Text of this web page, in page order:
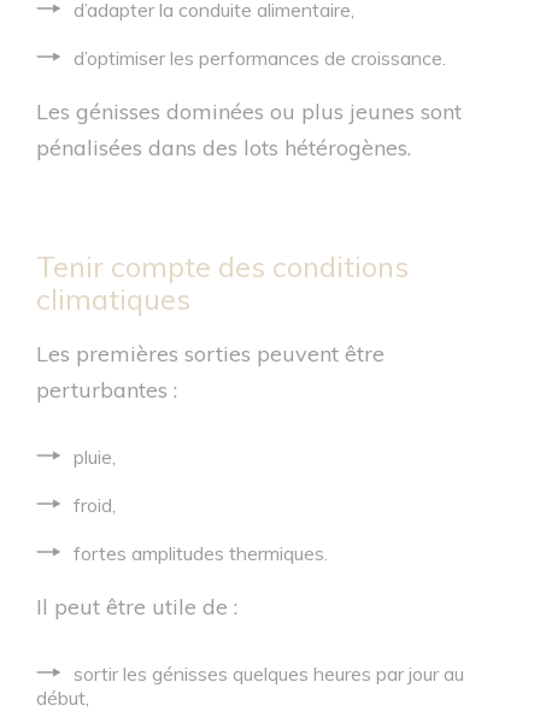
d’adapter la conduite alimentaire,
d’optimiser les performances de croissance.
Les génisses dominées ou plus jeunes sont
pénalisées dans des lots hétérogènes.
Tenir compte des conditions
climatiques
Les premières sorties peuvent être
perturbantes :
pluie,
froid,
fortes amplitudes thermiques.
Il peut être utile de :
sortir les génisses quelques heures par jour au
début,